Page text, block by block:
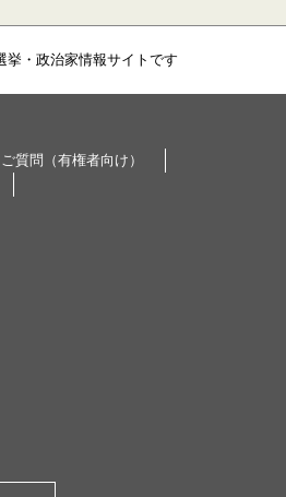
挙・政治家情報サイトです
質問（有権者向け）